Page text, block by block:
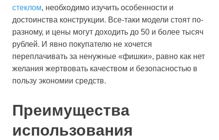
стеклом, необходимо изучить особенности и
достоинства конструкции. Все-таки модели стоят по-
разному, и цены могут доходить до 50 и более тысяч
рублей. И явно покупателю не хочется
переплачивать за ненужные «фишки», равно как нет
желания жертвовать качеством и безопасностью в
пользу экономии средств.
Преимущества
использования